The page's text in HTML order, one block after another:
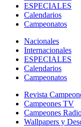
ESPECIALES
Calendarios
Campeonatos
Nacionales
Internacionales
ESPECIALES
Calendarios
Campeonatos
Revista
Campeones TV
Campeones
Wallpapers y